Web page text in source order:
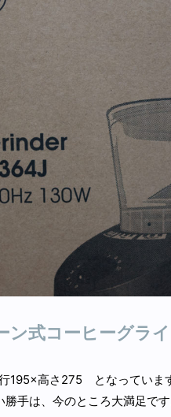
ン式コーヒーグラ
195×高さ275 となっていま
手は、今のところ大満足です